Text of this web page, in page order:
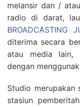
melansir dan /
radio di darat,
BROADCASTING
diterima secara
atau media lain,
dengan
Studio merupakan
stasiun